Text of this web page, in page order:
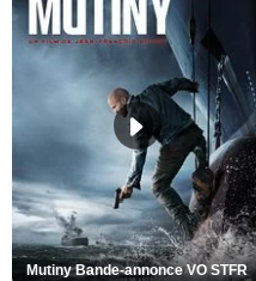
Mutiny Bande-annonce VO STFR